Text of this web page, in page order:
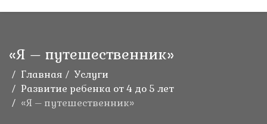
«Я – путешественник»
Главная
Услуги
Развитие ребенка от 4 до 5 лет
«Я – путешественник»